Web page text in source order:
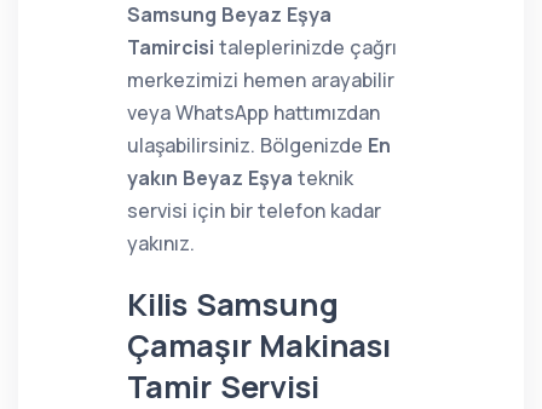
Samsung Beyaz Eşya
Tamircisi taleplerinizde çağrı
merkezimizi hemen arayabilir
veya WhatsApp hattımızdan
ulaşabilirsiniz. Bölgenizde En
yakın Beyaz Eşya teknik
servisi için bir telefon kadar
yakınız.
Kilis Samsung
Çamaşır Makinası
Tamir Servisi